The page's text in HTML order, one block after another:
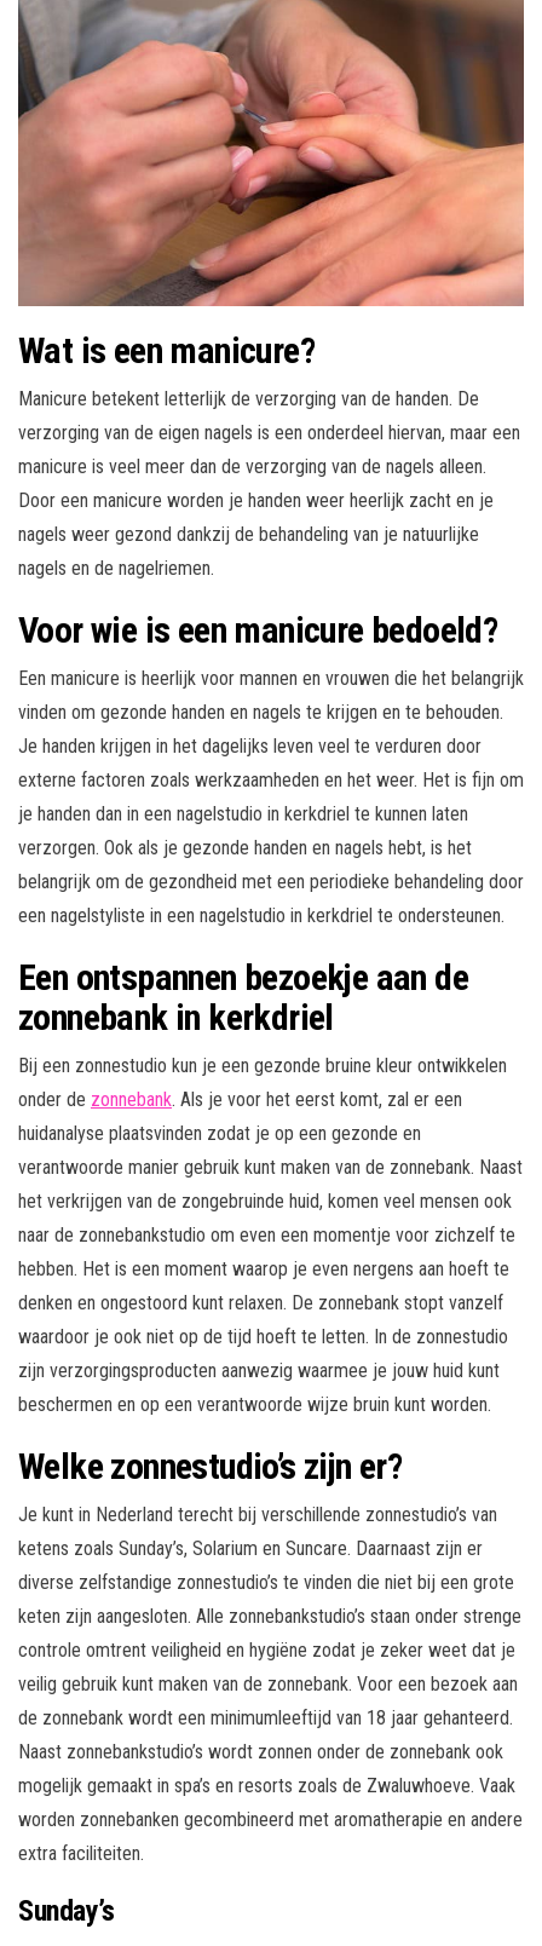
Wat is een manicure?
Manicure betekent letterlijk de verzorging van de handen. De
verzorging van de eigen nagels is een onderdeel hiervan, maar een
manicure is veel meer dan de verzorging van de nagels alleen.
Door een manicure worden je handen weer heerlijk zacht en je
nagels weer gezond dankzij de behandeling van je natuurlijke
nagels en de nagelriemen.
Voor wie is een manicure bedoeld?
Een manicure is heerlijk voor mannen en vrouwen die het belangrijk
vinden om gezonde handen en nagels te krijgen en te behouden.
Je handen krijgen in het dagelijks leven veel te verduren door
externe factoren zoals werkzaamheden en het weer. Het is fijn om
je handen dan in een nagelstudio in kerkdriel te kunnen laten
verzorgen. Ook als je gezonde handen en nagels hebt, is het
belangrijk om de gezondheid met een periodieke behandeling door
een nagelstyliste in een nagelstudio in kerkdriel te ondersteunen.
Een ontspannen bezoekje aan de
zonnebank in kerkdriel
Bij een zonnestudio kun je een gezonde bruine kleur ontwikkelen
onder de zonnebank. Als je voor het eerst komt, zal er een
huidanalyse plaatsvinden zodat je op een gezonde en
verantwoorde manier gebruik kunt maken van de zonnebank. Naast
het verkrijgen van de zongebruinde huid, komen veel mensen ook
naar de zonnebankstudio om even een momentje voor zichzelf te
hebben. Het is een moment waarop je even nergens aan hoeft te
denken en ongestoord kunt relaxen. De zonnebank stopt vanzelf
waardoor je ook niet op de tijd hoeft te letten. In de zonnestudio
zijn verzorgingsproducten aanwezig waarmee je jouw huid kunt
beschermen en op een verantwoorde wijze bruin kunt worden.
Welke zonnestudio’s zijn er?
Je kunt in Nederland terecht bij verschillende zonnestudio’s van
ketens zoals Sunday’s, Solarium en Suncare. Daarnaast zijn er
diverse zelfstandige zonnestudio’s te vinden die niet bij een grote
keten zijn aangesloten. Alle zonnebankstudio’s staan onder strenge
controle omtrent veiligheid en hygiëne zodat je zeker weet dat je
veilig gebruik kunt maken van de zonnebank. Voor een bezoek aan
de zonnebank wordt een minimumleeftijd van 18 jaar gehanteerd.
Naast zonnebankstudio’s wordt zonnen onder de zonnebank ook
mogelijk gemaakt in spa’s en resorts zoals de Zwaluwhoeve. Vaak
worden zonnebanken gecombineerd met aromatherapie en andere
extra faciliteiten.
Sunday’s